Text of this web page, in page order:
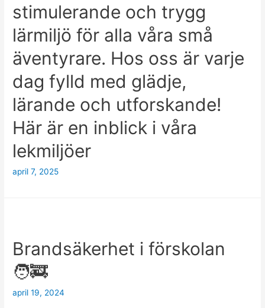
stimulerande och trygg
lärmiljö för alla våra små
äventyrare. Hos oss är varje
dag fylld med glädje,
lärande och utforskande!
Här är en inblick i våra
lekmiljöer
april 7, 2025
Brandsäkerhet i förskolan
🧑‍🚒
april 19, 2024